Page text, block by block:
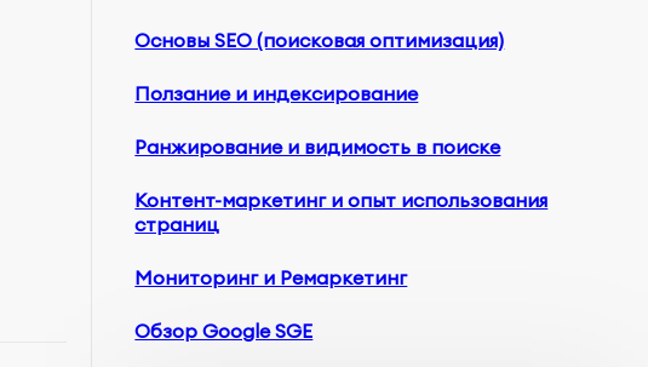
Основы SEO (поисковая оптимизация)
Ползание и индексирование
Ранжирование и видимость в поиске
Контент-маркетинг и опыт использования
страниц
Мониторинг и Ремаркетинг
Обзор Google SGE